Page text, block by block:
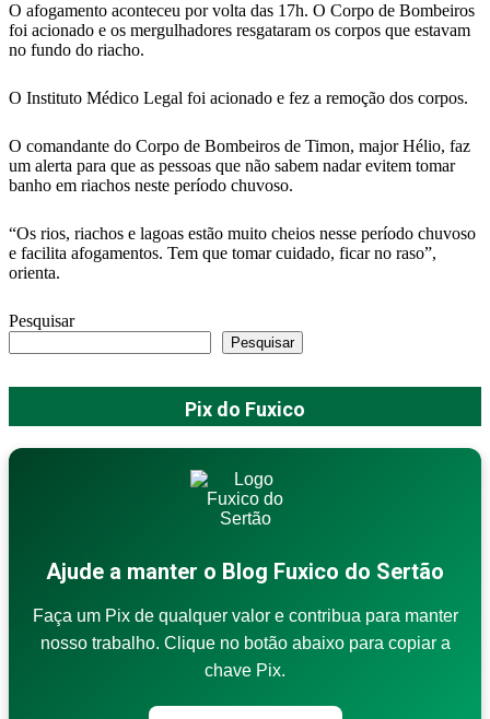
O afogamento aconteceu por volta das 17h. O Corpo de Bombeiros
foi acionado e os mergulhadores resgataram os corpos que estavam
no fundo do riacho.
O Instituto Médico Legal foi acionado e fez a remoção dos corpos.
O comandante do Corpo de Bombeiros de Timon, major Hélio, faz
um alerta para que as pessoas que não sabem nadar evitem tomar
banho em riachos neste período chuvoso.
“Os rios, riachos e lagoas estão muito cheios nesse período chuvoso
e facilita afogamentos. Tem que tomar cuidado, ficar no raso”,
orienta.
Pesquisar
Pesquisar
Pix do Fuxico
Ajude a manter o Blog Fuxico do Sertão
Faça um Pix de qualquer valor e contribua para manter
nosso trabalho. Clique no botão abaixo para copiar a
chave Pix.